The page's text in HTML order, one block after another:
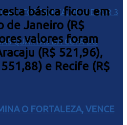
O FORTALEZA, VENCE
básica ficou em
de Janeiro (R$
valores foram
(R$ 521,96),
e Recife (R$